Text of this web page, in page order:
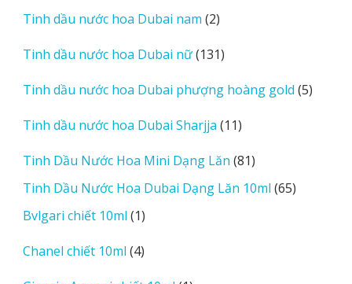
Tinh dầu nước hoa Dubai nam 22
phẩm
Tinh dầu nước hoa Dubai nữ 131131
phẩm
Tinh dầu nước hoa Dubai phượng hoàng gold 55
Tinh dầu nước hoa Dubai Sharjja 1111
phẩm
Tinh Dầu Nước Hoa Mini Dạng Lăn 8181
sản
phẩm
Tinh Dầu Nước Hoa Dubai Dạng Lăn 10ml 6565
Bvlgari chiết 10ml 11
phẩm
Chanel chiết 10ml 44